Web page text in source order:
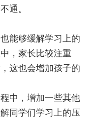
通。
能够缓解学习上的
，家长比较注重
这也会增加孩子的
中，增加一些其他
同学们学习上的压